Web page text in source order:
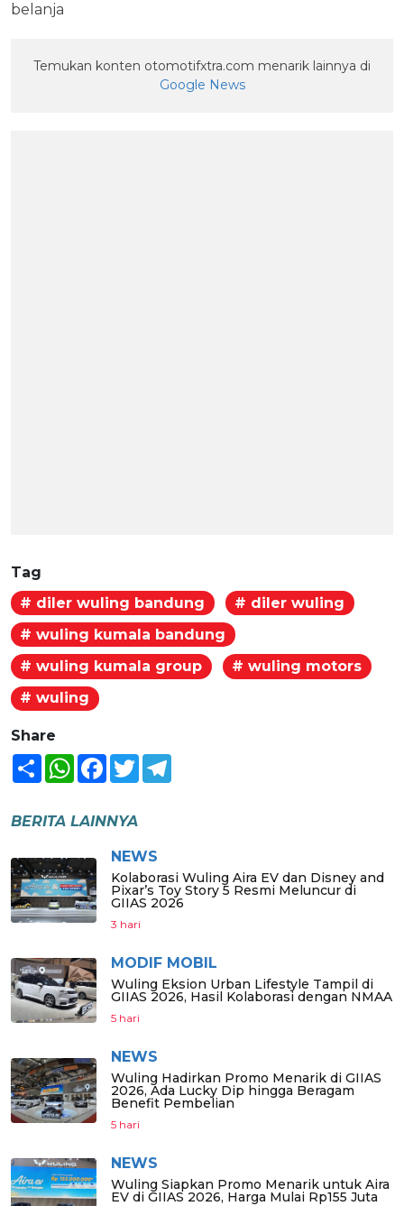
belanja
Temukan konten otomotifxtra.com menarik lainnya di
Google News
Tag
# diler wuling bandung
# diler wuling
# wuling kumala bandung
# wuling kumala group
# wuling motors
# wuling
Share
Share WhatsAppFacebook
Twitter
BERITA LAINNYA
NEWS
Kolaborasi Wuling Aira EV dan Disney and
Pixar’s Toy Story 5 Resmi Meluncur di
GIIAS 2026
3 hari
MODIF MOBIL
Wuling Eksion Urban Lifestyle Tampil di
GIIAS 2026, Hasil Kolaborasi dengan NMAA
5 hari
NEWS
Wuling Hadirkan Promo Menarik di GIIAS
2026, Ada Lucky Dip hingga Beragam
Benefit Pembelian
5 hari
NEWS
Wuling Siapkan Promo Menarik untuk Aira
EV di GIIAS 2026, Harga Mulai Rp155 Juta